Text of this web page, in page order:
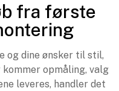
fra første
og dine ønsker til stil,
opmåling, valg
leveres, handler det